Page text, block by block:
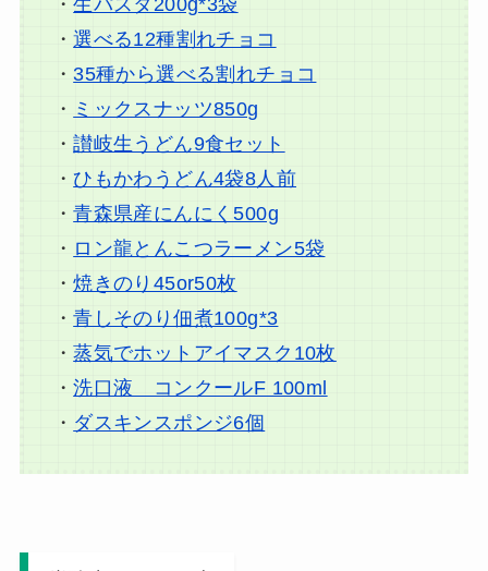
・生パスタ200g*3袋
・選べる12種割れチョコ
・ 35種から選べる割れチョコ
・ ミックスナッツ850g
・讃岐生うどん9食セット
・ひもかわうどん4袋8人前
・青森県産にんにく500g
・ ロン龍とんこつラーメン5袋
・焼きのり45or50枚
・青しそのり佃煮100g*3
・蒸気でホットアイマスク10枚
・洗口液 コンクールF 100ml
・ ダスキンスポンジ6個